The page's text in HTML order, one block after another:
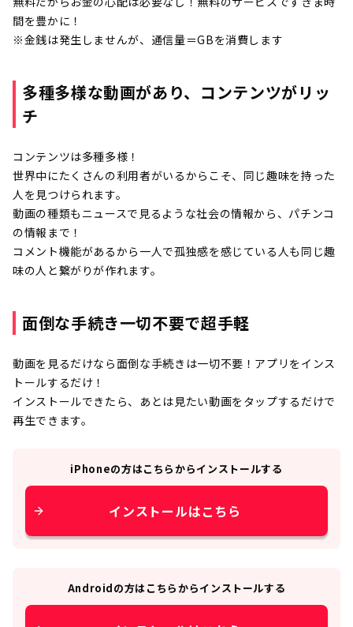
間を豊かに！
※金銭は発生しませんが、通信量＝GBを消費します
多種多様な動画があり、コンテンツがリッ
チ
コンテンツは多種多様！
世界中にたくさんの利用者がいるからこそ、同じ趣味を持った
人を見つけられます。
動画の種類もニュースで見るような社会の情報から、パチンコ
の情報まで！
コメント機能があるから一人で孤独感を感じている人も同じ趣
味の人と繋がりが作れます。
面倒な手続き一切不要で超手軽
動画を見るだけなら面倒な手続きは一切不要！アプリをインス
トールするだけ！
インストールできたら、あとは見たい動画をタップするだけで
再生できます。
iPhoneの方はこちらからインストールする
インストールはこちら
Androidの方はこちらからインストールする